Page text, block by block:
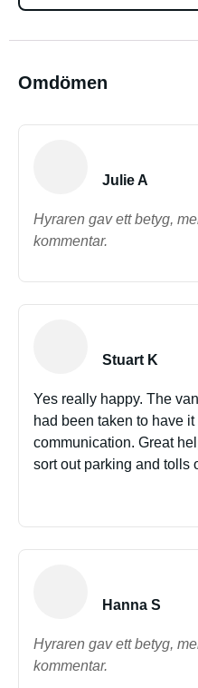
Omdömen
Julie A
Hyraren gav ett betyg,
kommentar.
Stuart K
Yes really happy. The
had been taken to have
communication. Great
sort out parking and tolls
Hanna S
Hyraren gav ett betyg,
kommentar.